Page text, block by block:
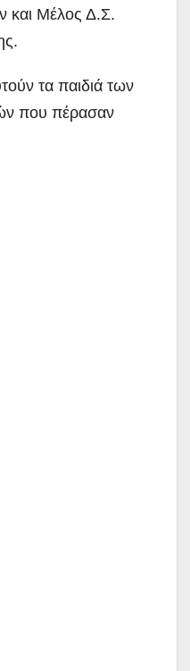
και Μέλος Δ.Σ.
τα παιδιά των
που πέρασαν